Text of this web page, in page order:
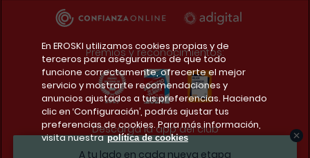
A tu lado en cada nueva etapa
Premios y reconocimientos:
Descarga la app del club
En EROSKI utilizamos cookies propias y de
terceros para asegurarnos de que todo
funcione correctamente, ofrecerte el mejor
servicio y mostrarte recomendaciones y
anuncios ajustados a tus preferencias. Haciendo
clic en ‘Configuración’, podrás ajustar tus
preferencias de cookies. Para más información,
visita nuestra política de cookies